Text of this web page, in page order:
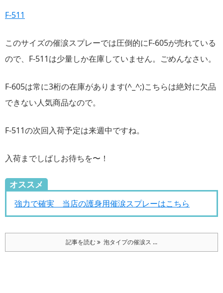
F-511
このサイズの催涙スプレーでは圧倒的にF-605が売れている
ので、F-511は少量しか在庫していません。ごめんなさい。
F-605は常に3桁の在庫があります(^_^;)こちらは絶対に欠品
できない人気商品なので。
F-511の次回入荷予定は来週中ですね。
入荷までしばしお待ちを〜！
オススメ
強力で確実 当店の護身用催涙スプレーはこちら
記事を読む 泡タイプの催涙ス ...